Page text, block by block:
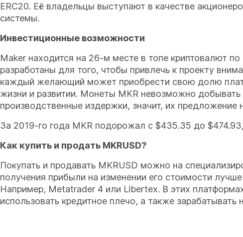
ERC20. Её владельцы выступают в качестве
системы.
Инвестиционные возможности
Maker находится на 26-м месте в топе криптовалют
разработаны для того, чтобы привлечь к проекту
каждый желающий может приобрести свою долю
жизни и развитии. Монеты MKR невозможно
производственные издержки, значит, их предложение
За 2019-го года MKR подорожал с $435.35 до
Как купить и продать MKRUSD?
Покупать и продавать MKRUSD можно на
получения прибыли на изменении его стоимости
Например, Metatrader 4 или Libertex. В этих
использовать кредитное плечо, а также